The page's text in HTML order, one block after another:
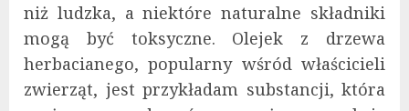
niż ludzka, a niektóre naturalne składniki
mogą być toksyczne. Olejek z drzewa
herbacianego, popularny wśród właścicieli
zwierząt, jest przykładam substancji, która